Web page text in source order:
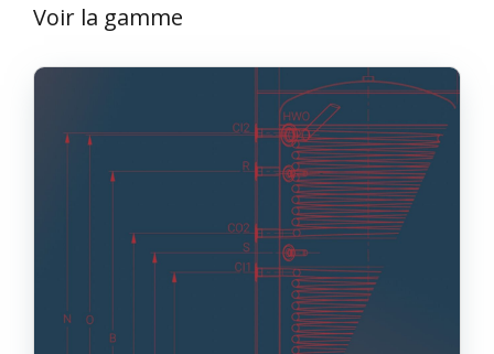
Voir la gamme